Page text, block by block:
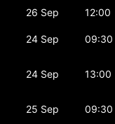
26 Sep
12:00
24 Sep 09:30
24 Sep 13:00
25 Sep 09:30